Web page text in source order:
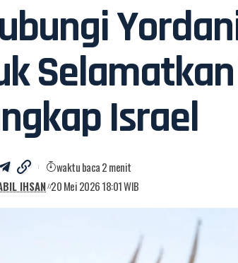
Israel
IHSAN 20 Mei 2026 18:01 WIB
waktu baca 2 menit